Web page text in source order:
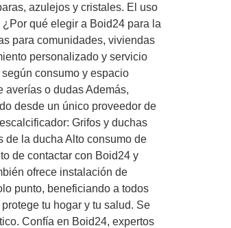
azulejos y cristales. El uso
qué elegir a Boid24 para la
para comunidades, viviendas
personalizado y servicio
consumo y espacio
averías o dudas Además,
desde un único proveedor de
Grifos y duchas
de la ducha Alto consumo de
de contactar con Boid24 y
ofrece instalación de
punto, beneficiando a todos
tu hogar y tu salud. Se
Confía en Boid24, expertos